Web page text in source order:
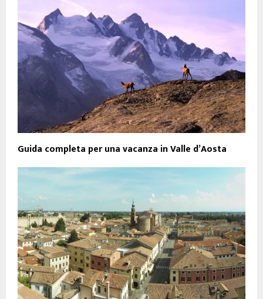
Guida completa per una vacanza in Valle d’Aosta